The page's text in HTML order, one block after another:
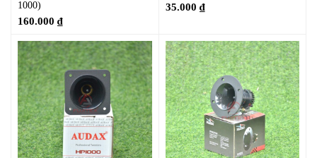
1000)
160.000 ₫
35.000 ₫